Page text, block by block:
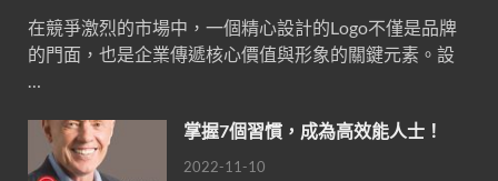
在競爭激烈的市場中，一個精心設計的Logo不僅是品牌
的門面，也是企業傳遞核心價值與形象的關鍵元素。設
…
掌握7個習慣，成為高效能人士！
2022-11-10